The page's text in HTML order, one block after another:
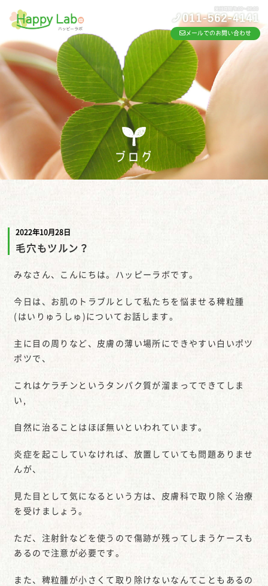
メールでのお問い合わせ
ブログ
2022年10月28日
毛穴もツルン？
みなさん、こんにちは。ハッピーラボです。
今日は、お肌のトラブルとして私たちを悩ませる稗粒腫
(はいりゅうしゅ)についてお話します。
主に目の周りなど、皮膚の薄い場所にできやすい白いポツ
ポツで、
これはケラチンというタンパク質が溜まってできてしま
い,
自然に治ることはほぼ無いといわれています。
炎症を起こしていなければ、放置していても問題ありませ
んが、
見た目として気になるという方は、皮膚科で取り除く治療
を受けましょう。
ただ、注射針などを使うので傷跡が残ってしまうケースも
あるので注意が必要です。
また、稗粒腫が小さくて取り除けないなんてこともあるの